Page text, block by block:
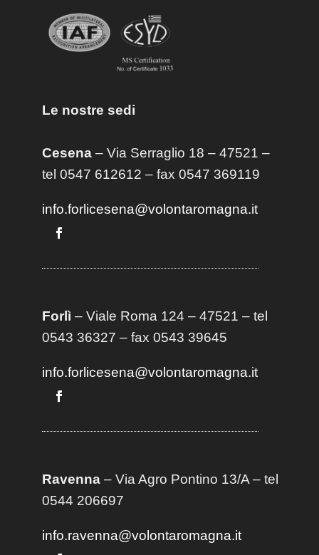
Le nostre sedi
Cesena– Via Serraglio 18 – 47521 –
tel 0547 612612 – fax 0547 369119
info.forlicesena@volontaromagna.it
Forlì – Viale Roma 124 – 47521 – tel
0543 36327 – fax 0543 39645
info.forlicesena@volontaromagna.it
Ravenna– Via Agro Pontino 13/A– tel
0544 206697
info.ravenna@volontaromagna.it